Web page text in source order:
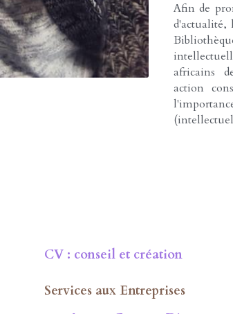
Afin de
d'actualité,
africains
action
CV : conseil et création
Services aux Entreprises